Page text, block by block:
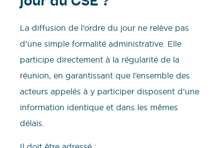
La diffusion de l’ordre du jour ne relève pas
d’une simple formalité administrative. Elle
participe directement à la régularité de la
réunion, en garantissant que l’ensemble des
acteurs appelés à y participer disposent d’une
information identique et dans les mêmes
délais.